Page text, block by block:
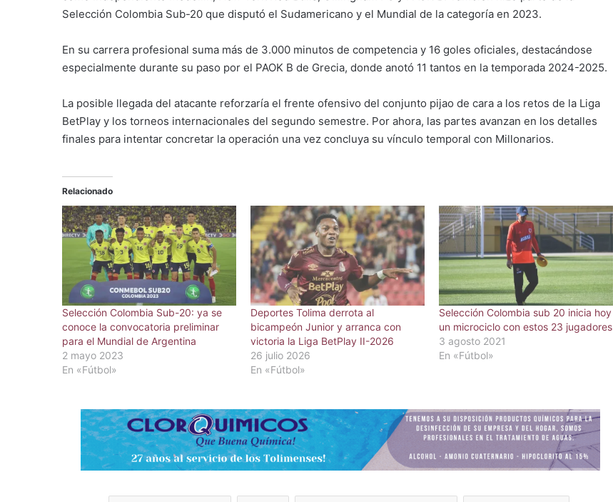
Selección Colombia Sub-20 que disputó el Sudamericano y el Mundial de la categoría en 2023.
En su carrera profesional suma más de 3.000 minutos de competencia y 16 goles oficiales, destacándose
especialmente durante su paso por el PAOK B de Grecia, donde anotó 11 tantos en la temporada 2024-2025.
La posible llegada del atacante reforzaría el frente ofensivo del conjunto pijao de cara a los retos de la Liga
BetPlay y los torneos internacionales del segundo semestre. Por ahora, las partes avanzan en los detalles
finales para intentar concretar la operación una vez concluya su vínculo temporal con Millonarios.
Relacionado
Selección Colombia Sub-20: ya se
conoce la convocatoria preliminar
para el Mundial de Argentina
2 mayo 2023
En «Fútbol»
Deportes Tolima derrota al
bicampeón Junior y arranca con
victoria la Liga BetPlay II-2026
26 julio 2026
En «Fútbol»
Selección Colombia sub 20 inicia hoy
un microciclo con estos 23 jugadores
3 agosto 2021
En «Fútbol»